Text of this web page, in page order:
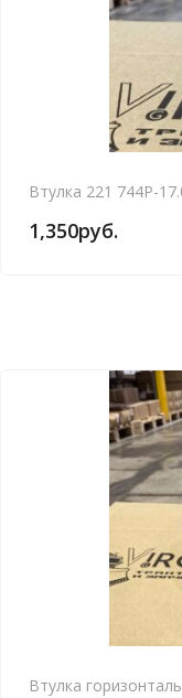
Втулка 221 744Р-
1,350руб.
Втулка